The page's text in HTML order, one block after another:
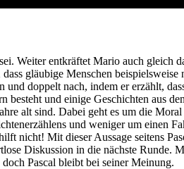
Weiter entkräftet Mario auch gleich
dass gläubige Menschen
und doppelt nach, indem er erzählt,
besteht und einige Geschichten aus
alt sind. Dabei geht es um die
und weniger um einen
nicht! Mit dieser Aussage seitens
Diskussion in die nächste Runde.
Pascal bleibt bei seiner Meinung.